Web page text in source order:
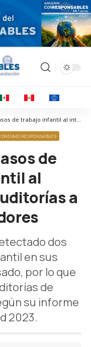
Corresponsables > Noticias > Shein revela casos de trabajo infantil al intensificar las auditorías a sus proveedores
RESPONSABLES
de
al
a
dos
en sus
por lo que
de
su informe
2023.